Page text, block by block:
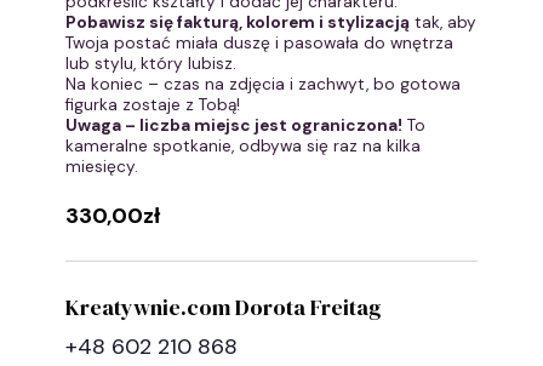
Pobawisz się fakturą, kolorem i stylizacjątak, aby
Twoja postać miała duszę i pasowała do wnętrza
lub stylu, który lubisz.
Na koniec – czas na zdjęcia i zachwyt, bo gotowa
figurka zostaje z Tobą!
Uwaga – liczba miejsc jest ograniczona! To
kameralne spotkanie, odbywa się raz na kilka
miesięcy.
330,00zł
Kreatywnie.com Dorota Freitag
+48 602 210 868